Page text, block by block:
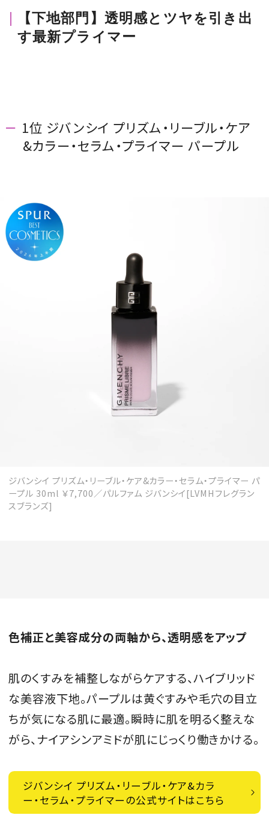
SPUR 2026 JULY
2026年9月号
最新号を試し読み
【下地部門】透明感とツヤを引き出
す最新プライマー
1位 ジバンシイ プリズム・リーブル・ケア
&カラー・セラム・プライマー パープル
ジバンシイ プリズム・リーブル・ケア&カラー・セラム・プライマー パ
ープル 30ml ￥7,700／パルファム ジバンシイ[LVMHフレグラン
スブランズ]
色補正と美容成分の両軸から、透明感をアップ
肌のくすみを補整しながらケアする、ハイブリッド
な美容液下地。パープルは黄ぐすみや毛穴の目立
ちが気になる肌に最適。瞬時に肌を明るく整えな
がら、ナイアシンアミドが肌にじっくり働きかける。
ジバンシイ プリズム・リーブル・ケア&カラ
ー・セラム・プライマーの公式サイトはこちら